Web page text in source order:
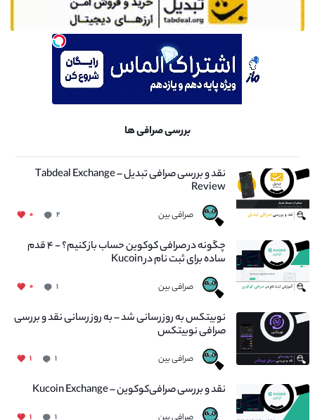
بررسی صرافی ها
نقد و بررسی صرافی تبدیل – Tabdeal Exchange
Review
صرافی بین ۲ ۰
چگونه در صرافی کوکوین حساب باز کنیم؟ - ۴ قدم
ساده برای ثبت نام در Kucoin
صرافی بین ۱ ۰
نوبیتکس به روزرسانی شد – به روز رسانی نقد و بررسی
صرافی نوبیتکس
صرافی بین ۱ ۱
نقد و بررسی صرافی‌کوکوین – Kucoin Exchange
۱ ۱